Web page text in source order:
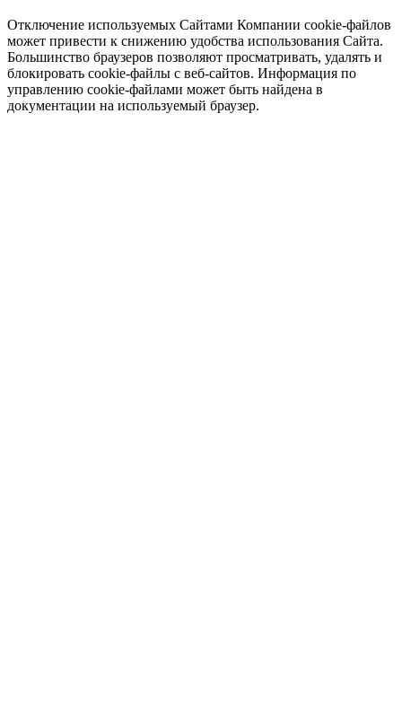
Отключение используемых Сайтами Компании cookie-файлов
может привести к снижению удобства использования Сайта.
Большинство браузеров позволяют просматривать, удалять и
блокировать cookie-файлы c веб-сайтов. Информация по
управлению cookie-файлами может быть найдена в
документации на используемый браузер.